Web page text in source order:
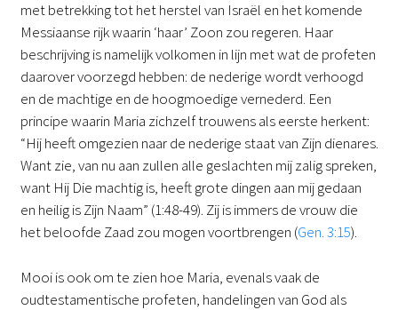
met betrekking tot het herstel van Israël en het komende
Messiaanse rijk waarin ‘haar’ Zoon zou regeren. Haar
beschrijving is namelijk volkomen in lijn met wat de profeten
daarover voorzegd hebben: de nederige wordt verhoogd
en de machtige en de hoogmoedige vernederd. Een
principe waarin Maria zichzelf trouwens als eerste herkent:
“Hij heeft omgezien naar de nederige staat van Zijn dienares.
Want zie, van nu aan zullen alle geslachten mij zalig spreken,
want Hij Die machtig is, heeft grote dingen aan mij gedaan
en heilig is Zijn Naam” (1:48-49). Zij is immers de vrouw die
het beloofde Zaad zou mogen voortbrengen (Gen. 3:15).
Mooi is ook om te zien hoe Maria, evenals vaak de
oudtestamentische profeten, handelingen van God als